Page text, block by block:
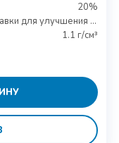
20%
Специальные химические добавки для улучшения свойств
1.1 г/см³